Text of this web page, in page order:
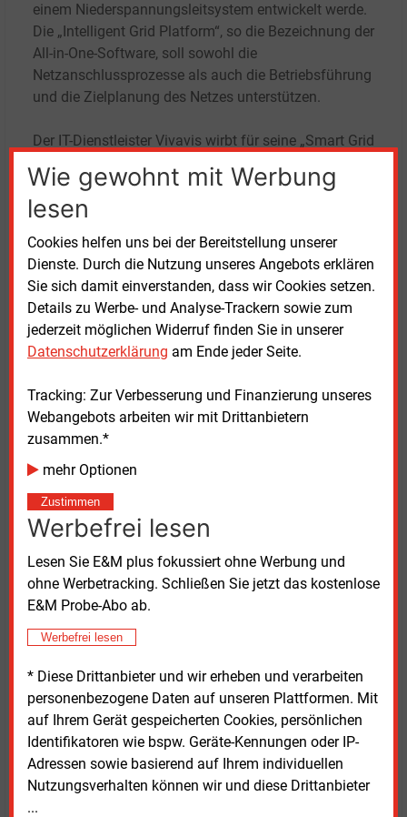
Wie gewohnt mit Werbung
lesen
Cookies helfen uns bei der Bereitstellung unserer
Dienste. Durch die Nutzung unseres Angebots erklären
Sie sich damit einverstanden, dass wir Cookies setzen.
Details zu Werbe- und Analyse-Trackern sowie zum
jederzeit möglichen Widerruf finden Sie in unserer
Datenschutzerklärung am Ende jeder Seite.
Tracking: Zur Verbesserung und Finanzierung unseres
Webangebots arbeiten wir mit Drittanbietern
zusammen.*
mehr Optionen
Zustimmen
Werbefrei lesen
Lesen Sie E&M plus fokussiert ohne Werbung und
ohne Werbetracking. Schließen Sie jetzt das kostenlose
E&M Probe-Abo ab.
Werbefrei lesen
* Diese Drittanbieter und wir erheben und verarbeiten
personenbezogene Daten auf unseren Plattformen. Mit
auf Ihrem Gerät gespeicherten Cookies, persönlichen
Identifikatoren wie bspw. Geräte-Kennungen oder IP-
Adressen sowie basierend auf Ihrem individuellen
Nutzungsverhalten können wir und diese Drittanbieter
...
einem Niederspannungsleitsystem entwickelt werde.
Die „Intelligent Grid Platform“, so die Bezeichnung der
All-in-One-Software, soll sowohl die
Netzanschlussprozesse als auch die Betriebsführung
und die Zielplanung des Netzes unterstützen.
Der IT-Dienstleister Vivavis wirbt für seine „Smart Grid
Operation Platform“ zur
Niederspannungsnetzführung. „Beobachten, steuern,
optimieren“ − so beschreibt Vivavis die Funktionen
als Ergänzung in das verfügbare Netzleitsystem der
Mittel- und Hochspannung integriert werden kann.
Im Projekt „Resigent“, das vom
Bundeswirtschaftsministerium gefördert wird,
arbeitet Vivavis auch mit dem Stadtwerk Haßfurt
Steuerung des Verteilnetzes. Unter anderem geht es
dabei um die Integration steuerbarer Verbraucher ins
Niederspannungsnetz und insbesondere um die
hardware- und softwareseitigen Voraussetzungen,
die dafür geschaffen werden müssen.
Im operativen Einsatz ist die
Niederspannungsleittechnik von Vivavis beim
unterfränkischen Versorger derzeit noch nicht. Erst
wenn in allen oder zumindest im Großteil der
Messtechnik verbaut ist, sei eine Smart Grid
sinnvoll. Laut Felix Zösch soll dies mittel- und
langfristig auch geschehen, wenn sich der bisherige
Erfolg des Pilotprojekts nachhaltig bestätigt.
Smart-Grid-Forschungsprojekt zur Integration